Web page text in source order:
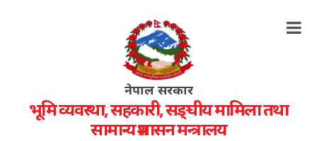
नेपाल सरकार
भूमि व्यवस्था, सहकारी, सङ्‍घीय मामिला तथा
सामान्य प्रशासन मन्त्रालय